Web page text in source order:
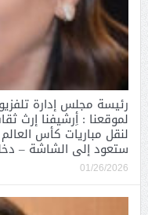
رئيسة مجلس إدارة
لموقعنا : أِرشيفنا إرث
ستعود إلى الشاشة –
01/26/2026